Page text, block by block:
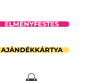
AJÁNDÉKKÁRTYA
ÉLMÉNYFESTÉS